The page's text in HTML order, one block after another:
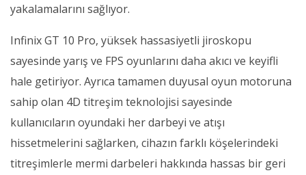
yakalamalarını sağlıyor.
Infinix GT 10 Pro, yüksek hassasiyetli jiroskopu
sayesinde yarış ve FPS oyunlarını daha akıcı ve keyifli
hale getiriyor. Ayrıca tamamen duyusal oyun motoruna
sahip olan 4D titreşim teknolojisi sayesinde
kullanıcıların oyundaki her darbeyi ve atışı
hissetmelerini sağlarken, cihazın farklı köşelerindeki
titreşimlerle mermi darbeleri hakkında hassas bir geri